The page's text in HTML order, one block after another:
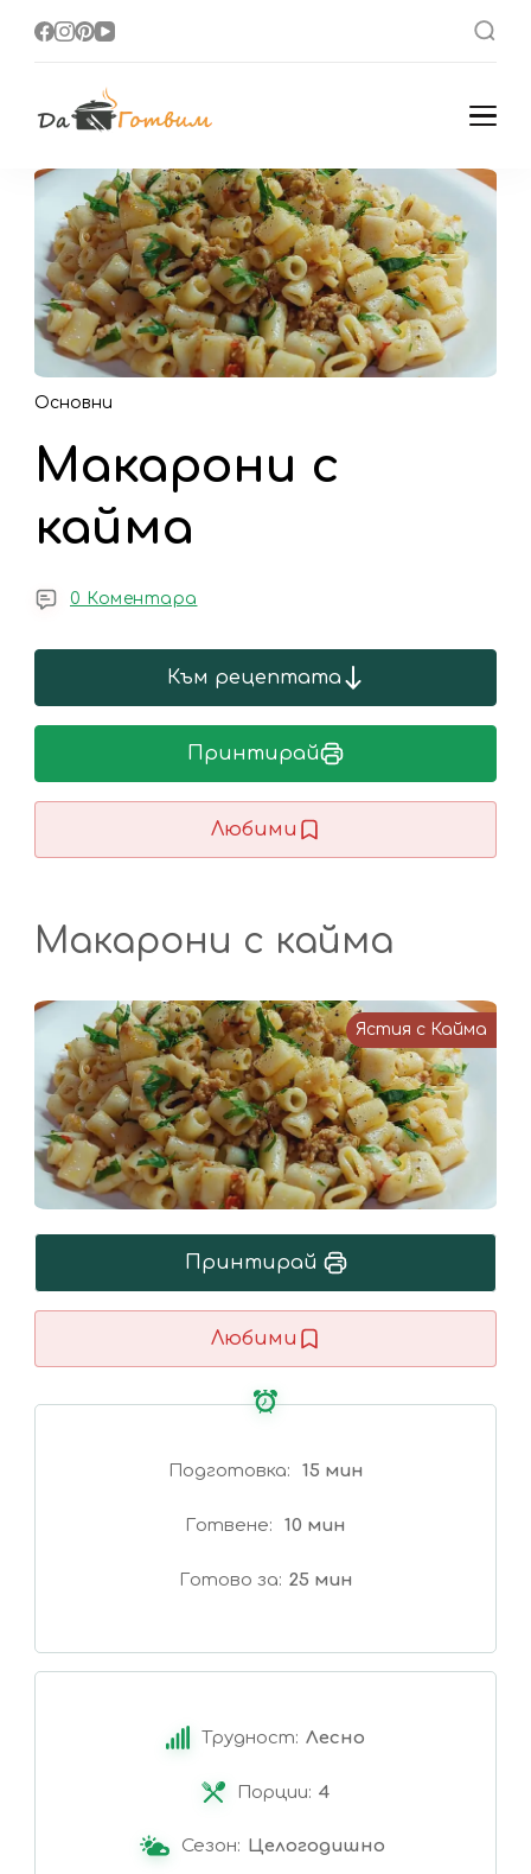
Рецепти
Основни
Макарони с
кайма
0 Коментара
Към рецептата
Принтирай
Любими
Макарони с кайма
Ястия с Кайма
Принтирай
Любими
Подготовка 15 мин
Готвене 10 мин
Готово за 25 мин
Трудност: Лесно
Порции: 4
Сезон: Целогодишно